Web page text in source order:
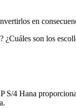
en
son los
Hana